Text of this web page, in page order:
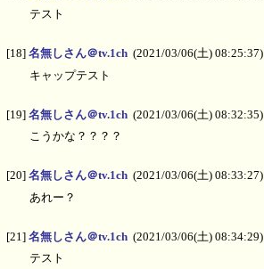
テスト
[18] 名無しさん＠tv.1ch (2021/03/06(土) 08:25:37)
キャップテスト
[19] 名無しさん＠tv.1ch (2021/03/06(土) 08:32:35)
こうかな？？？？
[20] 名無しさん＠tv.1ch (2021/03/06(土) 08:33:27)
あれー？
[21] 名無しさん＠tv.1ch (2021/03/06(土) 08:34:29)
テスト